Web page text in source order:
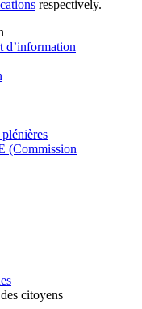
respectively.
d’information
plénières
(Commission
citoyens